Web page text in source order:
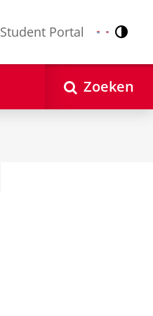
Student Portal Nederlands
English
Zoeken